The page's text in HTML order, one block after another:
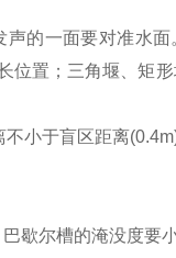
的一面要对准水
位置；三角堰、矩
小于盲区距离
歇尔槽的淹没度要